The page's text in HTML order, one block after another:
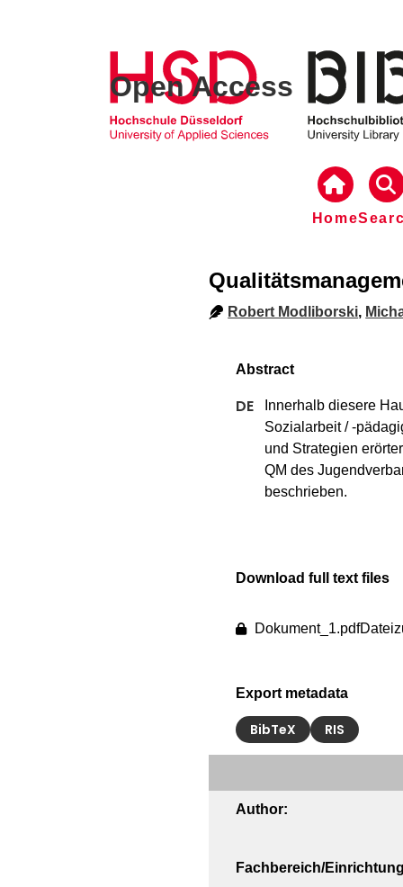
Open Access
Home
Robert Modliborski,
Innerhalb diesere
Sozialarbeit / -
und Strategien
QM des
beschrieben.
Download full text files
Dokument_1.pdf
Export metadata
BibTeX RIS
Author:
Fachbereich/